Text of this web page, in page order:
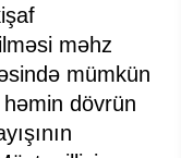
məhz
mümkün
dövrün